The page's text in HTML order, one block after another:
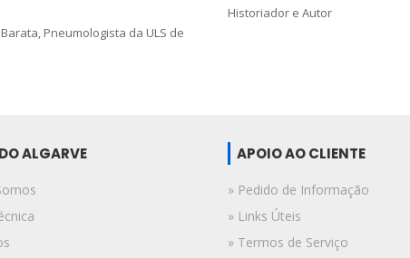
Pneumologista da ULS de
Historiador e Autor
ALGARVE APOIO AO CLIENTE
» Pedido de Informação
» Links Úteis
» Termos de Serviço